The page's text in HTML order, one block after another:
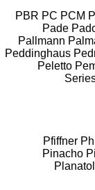
PBR PC PCM
Pade
Pallmann
Peddinghaus
Peletto
Pfiffner
Pinacho
Planatol